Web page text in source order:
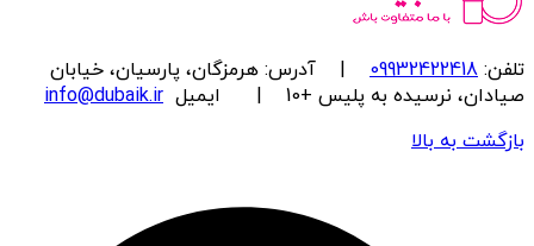
تلفن: 09932422418 | آدرس: هرمزگان، پارسیان، خیابان
صیادان، نرسیده به پلیس +10 | ایمیل
info@dubaik.ir
بازگشت به بالا